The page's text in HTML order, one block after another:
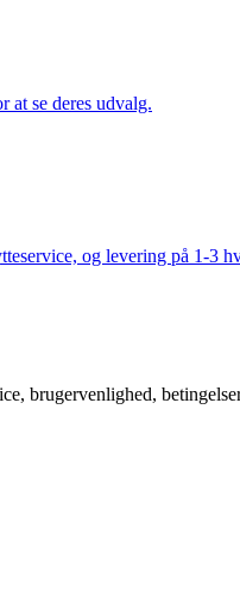
at se deres udvalg.
og levering på 1-3
brugervenlighed,